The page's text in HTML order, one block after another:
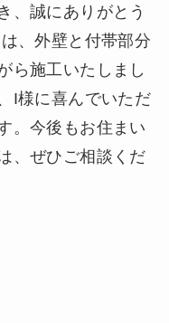
、誠にありがとう
、外壁と付帯部分
ら施工いたしまし
I様に喜んでいただ
。今後もお住まい
、ぜひご相談くだ